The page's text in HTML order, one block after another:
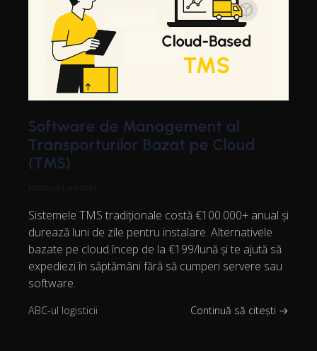
Software de Management al
Transporturilor Bazat pe Cloud
(TMS)
Rasmus Leichter
Sistemele TMS tradiționale costă €100.000+ anual și
durează luni de zile pentru instalare. Alternativele
bazate pe cloud încep de la €199/lună și te ajută să
expediezi în săptămâni fără să cumperi servere sau
software.
ABC-ul logisticii Continuă să citești →